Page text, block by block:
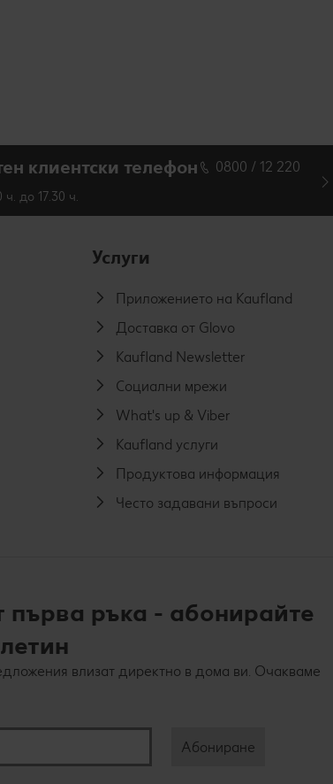
клиентски телефон 0800 / 12 220
до 17.30 ч.
Услуги
Приложението на Kaufland
Доставка от Glovo
Kaufland Newsletter
Социални мрежи
What's up & Viber
Kaufland услуги
Продуктова информация
Често задавани въпроси
ръка - абонирайте
влизат директно в дома ви. Очакваме
Абониране